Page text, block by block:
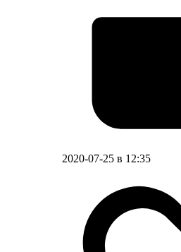
2020-07-25 в 12:35